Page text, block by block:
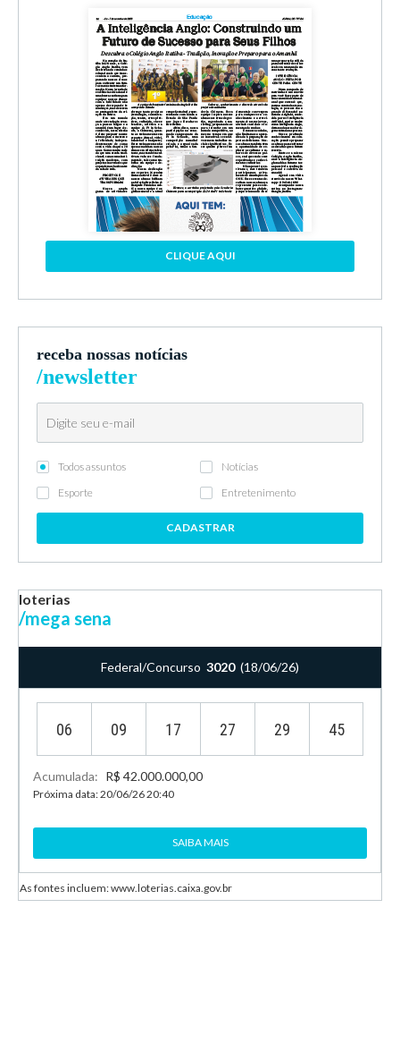
CLIQUE AQUI
receba nossas notícias
/newsletter
Todos assuntos
Notícias
Esporte
Entretenimento
CADASTRAR
loterias
/mega sena
Federal/Concurso 3020 (18/06/26)
06 09 17 27 29 45
Acumulada: R$ 42.000.000,00
Próxima data: 20/06/26 20:40
SAIBA MAIS
As fontes incluem: www.loterias.caixa.gov.br